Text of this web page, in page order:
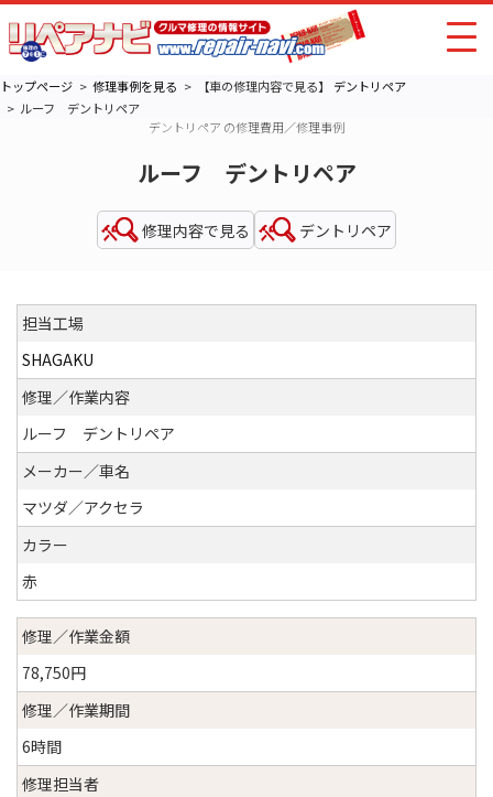
トップページ 修理事例を見る 【車の修理内容で見る】 デントリペア
ルーフ デントリペア
デントリペア の修理費用／修理事例
ルーフ デントリペア
修理内容で見る デントリペア
担当工場
SHAGAKU
修理／作業内容
ルーフ デントリペア
メーカー／車名
マツダ／アクセラ
カラー
赤
修理／作業金額
78,750円
修理／作業期間
6時間
修理担当者